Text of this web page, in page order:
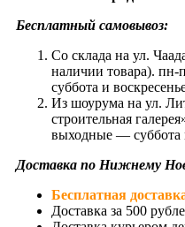
Бесплатный самовывоз:
Со склада на ул.
наличии товара).
суббота и
Из шоурума на ул.
строительная
выходные — суббота
Доставка по Нижнему
Бесплатная
Доставка за 500